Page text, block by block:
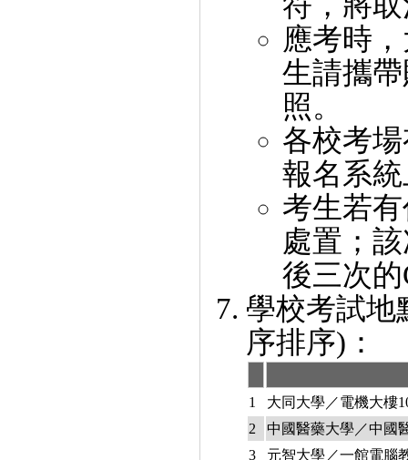
應考時
生請攜
照。
各校考
報名系
考生若
處置；
後三次
學校考試地
序排序)：
1
大同大學／電機大樓
2
中國醫藥大學／中國
3
元智大學／一館電腦